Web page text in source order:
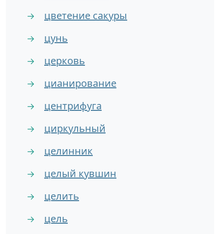
→ цветение сакуры
→ цунь
→ церковь
→ цианирование
→ центрифуга
→ циркульный
→ целинник
→ целый кувшин
→ целить
→ цель